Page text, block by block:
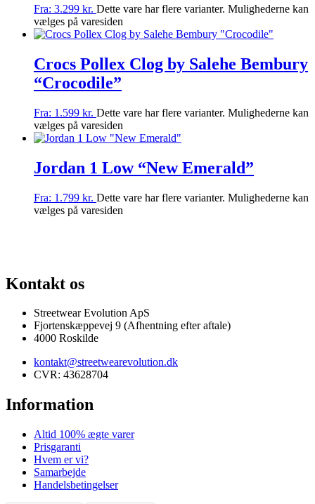
Fra: 3.299 kr. Dette vare har flere varianter. Mulighederne kan
vælges på varesiden
Crocs Pollex Clog by Salehe Bembury
“Crocodile”
Fra: 1.599 kr. Dette vare har flere varianter. Mulighederne kan
vælges på varesiden
Jordan 1 Low “New Emerald”
Fra: 1.799 kr. Dette vare har flere varianter. Mulighederne kan
vælges på varesiden
Kontakt os
Streetwear Evolution ApS
Fjortenskæppevej 9 (Afhentning efter aftale)
4000 Roskilde
kontakt@streetwearevolution.dk
CVR: 43628704
Information
Altid 100% ægte varer
Prisgaranti
Hvem er vi?
Samarbejde
Handelsbetingelser